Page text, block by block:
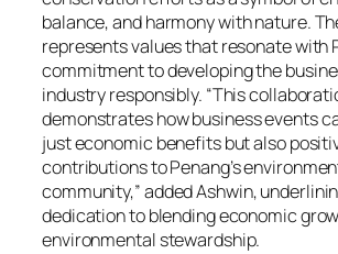
balance, and harmony with nature.
represents values that resonate with
commitment to developing the
industry responsibly. “This
demonstrates how business events
just economic benefits but also
contributions to Penang’s
community,” added Ashwin,
dedication to blending economic
environmental stewardship.